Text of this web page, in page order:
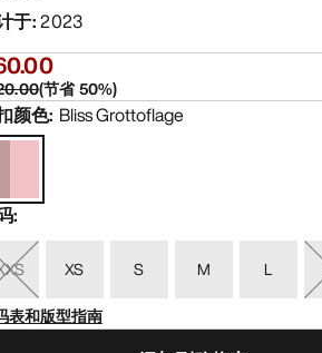
于:2023
(节省50%)
颜色: Bliss Grottoflage
:
XS S M L
表和版型指南